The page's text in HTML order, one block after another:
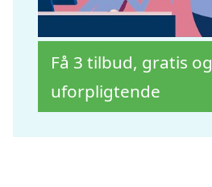
Få 3 tilbud, gratis og
uforpligtende